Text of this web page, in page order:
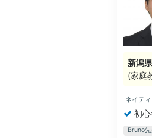
新潟県
(家庭
ネイテ
初心
Bruno